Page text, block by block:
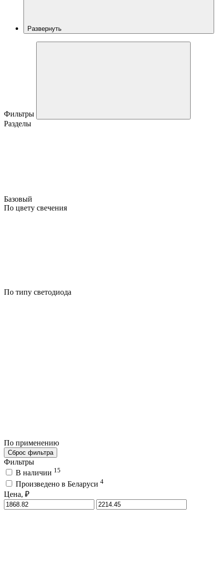
Развернуть
Фильтры
Разделы
Базовый
По цвету свечения
По типу светодиода
По применению
Сброс фильтра
Фильтры
В наличии 15
Произведено в Беларуси 4
Цена, ₽